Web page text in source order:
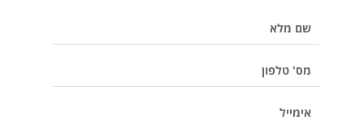
m
מלא
טלפון